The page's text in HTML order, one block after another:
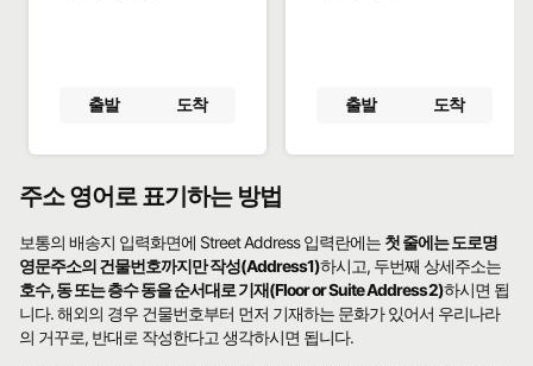
출발 도착 출발 도착
주소 영어로 표기하는 방법
보통의 배송지 입력화면에 Street Address 입력란에는 첫 줄에는 도로명
영문주소의 건물번호까지만 작성(Address1)하시고, 두번째 상세주소는
호수, 동 또는 층수 동을 순서대로 기재(Floor or Suite Address2)하시면 됩
니다. 해외의 경우 건물번호부터 먼저 기재하는 문화가 있어서 우리나라
의 거꾸로, 반대로 작성한다고 생각하시면 됩니다.